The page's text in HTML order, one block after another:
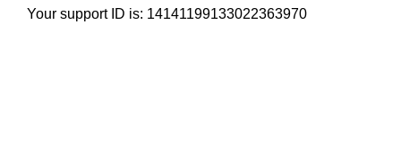
Your support ID is: 14141199133022363970